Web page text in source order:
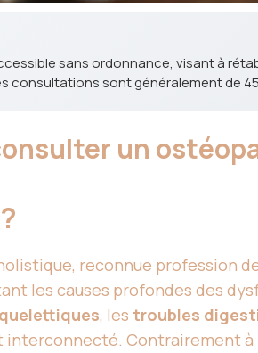
sans ordonnance, visant à
consultations sont généralement de
un
reconnue profession
les causes profondes des
, les troubles
interconnecté. Contrairement à